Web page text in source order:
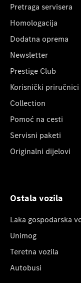
Pretraga servisera
Homologacija
Dodatna oprema
Newsletter
Prestige Club
Korisnički priručnici
Collection
Pomoć na cesti
Servisni paketi
Originalni dijelovi
Ostala vozila
Laka gospodarska
Unimog
Teretna vozila
Autobusi